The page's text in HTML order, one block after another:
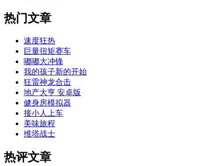
热门文章
速度狂热
巨量扭矩赛车
嘟嘟大冲锋
我的孩子新的开始
狂雷神龙合击
地产大亨 安卓版
健身房模拟器
接小人上车
美味旅程
维塔战士
热评文章